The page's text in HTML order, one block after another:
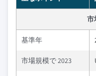
市
基準年
市場規模で 2023